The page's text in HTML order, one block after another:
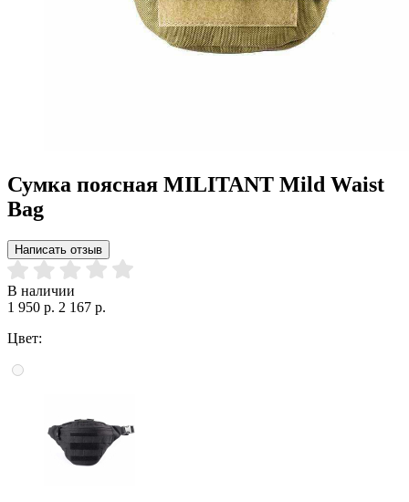
Сумка поясная MILITANT Mild Waist
Bag
Написать отзыв
В наличии
1 950 р. 2 167 р.
Цвет: